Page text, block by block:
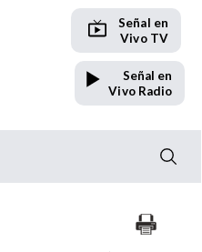
Señal en
Vivo TV
Señal en
Vivo Radio